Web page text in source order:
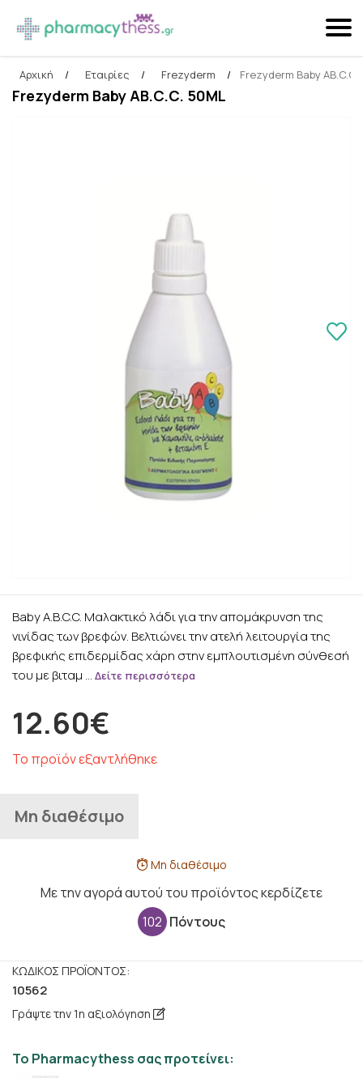
Αναζήτηση
Αρχική / Εταιρίες / Frezyderm / Frezyderm Baby AB.C.C.
Frezyderm Baby AB.C.C. 50ML
Baby A.B.C.C. Μαλακτικό λάδι για την απομάκρυνση της
νινίδας των βρεφών. Βελτιώνει την ατελή λειτουργία της
βρεφικής επιδερμίδας χάρη στην εμπλουτισμένη σύνθεσή
του με βιταμ … Δείτε περισσότερα
12.60€
Το προϊόν εξαντλήθηκε
Μη διαθέσιμο
Μη διαθέσιμο
Με την αγορά αυτού του προϊόντος κερδίζετε
102 Πόντους
ΚΩΔΙΚΌΣ ΠΡΟΪΌΝΤΟΣ:
10562
Γράψτε την 1η αξιολόγηση
Το Pharmacythess σας προτείνει: